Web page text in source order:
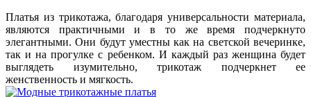
Платья из трикотажа, благодаря универсальности материала,
являются практичными и в то же время подчеркнуто
элегантными. Они будут уместны как на светской вечеринке,
так и на прогулке с ребенком. И каждый раз женщина будет
выглядеть изумительно, трикотаж подчеркнет ее
женственность и мягкость.